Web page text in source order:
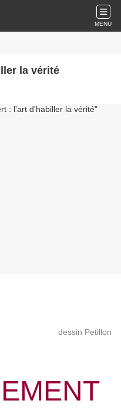
MENU
la vérité
dessin Petillon